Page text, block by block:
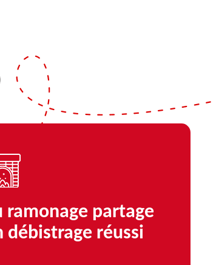
ramonage partage
débistrage réussi